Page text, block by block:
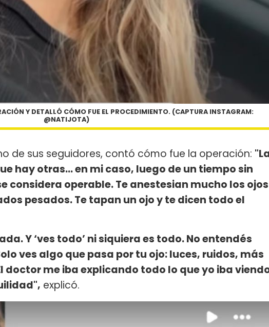
Y DETALLÓ CÓMO FUE EL PROCEDIMIENTO. (CAPTURA INSTAGRAM:
@NATIJOTA)
de sus seguidores, contó cómo fue la operación:
hay otras... en mi caso, luego de un tiempo sin
considera operable. Te anestesian mucho los ojos
pesados. Te tapan un ojo y te dicen todo el
Y ‘ves todo’ ni siquiera es todo. No entendés
ves algo que pasa por tu ojo: luces, ruidos, más
doctor me iba explicando todo lo que yo iba
explicó.